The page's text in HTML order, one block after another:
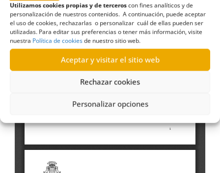
Utilizamos cookies propias y de terceroscon fines analíticos y de
personalización de nuestros contenidos. A continuación, puede aceptar
el uso de cookies, rechazarlas o personalizar cuál de ellas pueden ser
utilizadas. Para editar sus preferencias o tener más información, visite
nuestra Política de cookiesde nuestro sitio web.
Aceptar y visitar el sitio web
Rechazar cookies
Personalizar opciones